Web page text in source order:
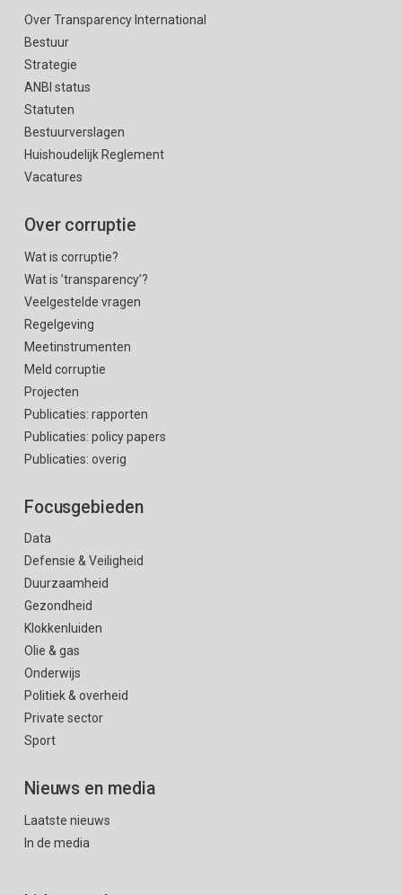
Over Transparency International
Bestuur
Strategie
ANBI status
Statuten
Bestuurverslagen
Huishoudelijk Reglement
Vacatures
Over corruptie
Wat is corruptie?
Wat is ’transparency’?
Veelgestelde vragen
Regelgeving
Meetinstrumenten
Meld corruptie
Projecten
Publicaties: rapporten
Publicaties: policy papers
Publicaties: overig
Focusgebieden
Data
Defensie & Veiligheid
Duurzaamheid
Gezondheid
Klokkenluiden
Olie & gas
Onderwijs
Politiek & overheid
Private sector
Sport
Nieuws en media
Laatste nieuws
In de media